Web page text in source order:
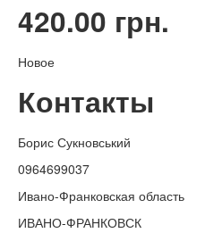
420.00 грн.
Новое
Контакты
Борис Сукновський
0964699037
Ивано-Франковская область
ИВАНО-ФРАНКОВСК